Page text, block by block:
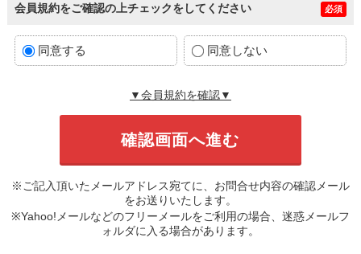
会員規約をご確認の上チェックをしてください 必須
同意する 同意しない
▼会員規約を確認▼
※ご記入頂いたメールアドレス宛てに、お問合せ内容の確認メール
をお送りいたします。
※Yahoo!メールなどのフリーメールをご利用の場合、迷惑メールフ
ォルダに入る場合があります。